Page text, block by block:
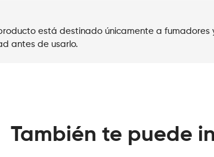
está destinado únicamente a
antes de usarlo.
También te puede